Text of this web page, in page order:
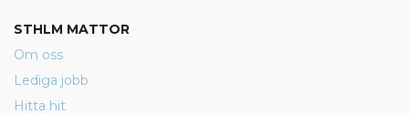
STHLM MATTOR
Om oss
Lediga jobb
Hitta hit